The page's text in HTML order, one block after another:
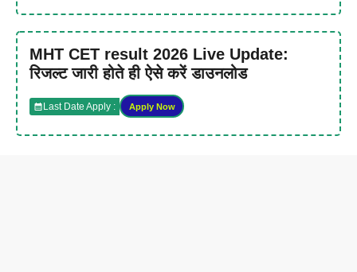
MHT CET result 2026 Live Update:
रिजल्ट जारी होते ही ऐसे करें डाउनलोड
Last Date Apply : Apply Now